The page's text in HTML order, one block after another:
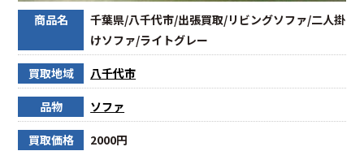
商品名
千葉県/八千代市/出張買取/リビングソファ/二人掛
けソファ/ライトグレー
買取地域 八千代市
品物 ソファ
買取価格 2000円